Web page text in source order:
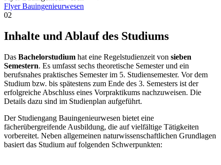
Flyer Bauingenieurwesen
02
Inhalte und Ablauf des Studiums
Das Bachelorstudium hat eine Regelstudienzeit von sieben
Semestern. Es umfasst sechs theoretische Semester und ein
berufsnahes praktisches Semester im 5. Studiensemester. Vor dem
Studium bzw. bis spätestens zum Ende des 3. Semesters ist der
erfolgreiche Abschluss eines Vorpraktikums nachzuweisen. Die
Details dazu sind im Studienplan aufgeführt.
Der Studiengang Bauingenieurwesen bietet eine
fächerübergreifende Ausbildung, die auf vielfältige Tätigkeiten
vorbereitet. Neben allgemeinen naturwissenschaftlichen Grundlagen
basiert das Studium auf folgenden Schwerpunkten: